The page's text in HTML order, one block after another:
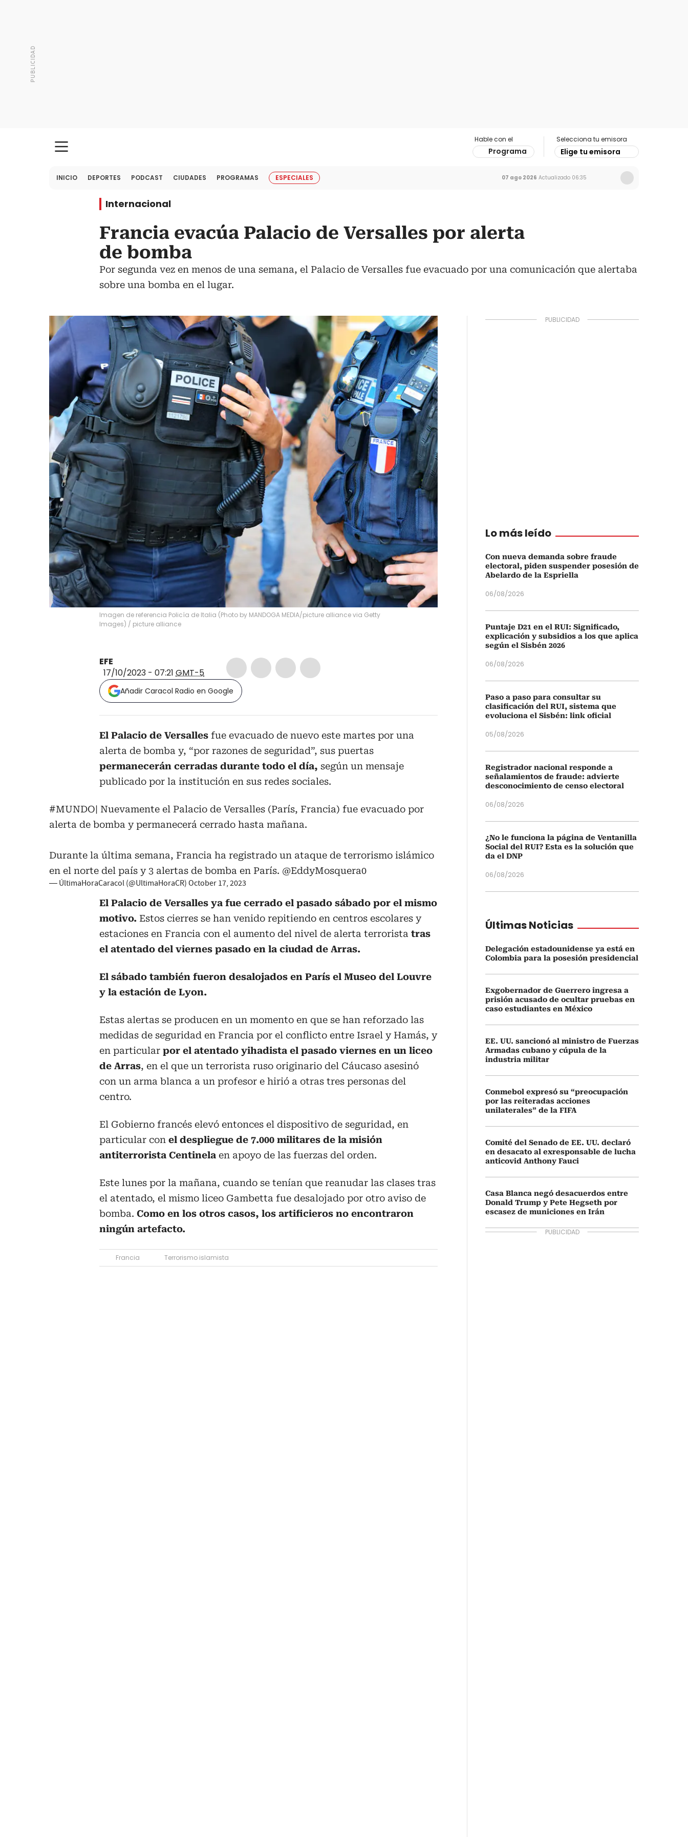
Hable con el
Programa
Selecciona tu emisora
Elige tu emisora
INICIO DEPORTES PODCAST CIUDADES PROGRAMAS ESPECIALES 07 ago 2026 Actualizado 06:35
Internacional
Francia evacúa Palacio de Versalles por alerta
de bomba
Por segunda vez en menos de una semana, el Palacio de Versalles fue evacuado por una comunicación que alertaba
sobre una bomba en el lugar.
Imagen de referencia Policía de Italia (Photo by MANDOGA MEDIA/picture alliance via Getty
Images) / picture alliance
EFE
17/10/2023 - 07:21 GMT-5
Añadir Caracol Radio en Google
El Palacio de Versalles fue evacuado de nuevo este martes por una
alerta de bomba y, “por razones de seguridad”, sus puertas
permanecerán cerradas durante todo el día, según un mensaje
publicado por la institución en sus redes sociales.
#MUNDO| Nuevamente el Palacio de Versalles (París, Francia) fue evacuado por
alerta de bomba y permanecerá cerrado hasta mañana.
Durante la última semana, Francia ha registrado un ataque de terrorismo islámico
en el norte del país y 3 alertas de bomba en París. @EddyMosquera0
— ÚltimaHoraCaracol (@UltimaHoraCR) October 17, 2023
El Palacio de Versalles ya fue cerrado el pasado sábado por el mismo
motivo. Estos cierres se han venido repitiendo en centros escolares y
estaciones en Francia con el aumento del nivel de alerta terrorista tras
el atentado del viernes pasado en la ciudad de Arras.
El sábado también fueron desalojados en París el Museo del Louvre
y la estación de Lyon.
Estas alertas se producen en un momento en que se han reforzado las
medidas de seguridad en Francia por el conflicto entre Israel y Hamás, y
en particular por el atentado yihadista el pasado viernes en un liceo
de Arras, en el que un terrorista ruso originario del Cáucaso asesinó
con un arma blanca a un profesor e hirió a otras tres personas del
centro.
El Gobierno francés elevó entonces el dispositivo de seguridad, en
particular con el despliegue de 7.000 militares de la misión
antiterrorista Centinela en apoyo de las fuerzas del orden.
Este lunes por la mañana, cuando se tenían que reanudar las clases tras
el atentado, el mismo liceo Gambetta fue desalojado por otro aviso de
bomba. Como en los otros casos, los artificieros no encontraron
ningún artefacto.
Francia Terrorismo islamista
Lo más leído
Con nueva demanda sobre fraude
electoral, piden suspender posesión de
Abelardo de la Espriella
06/08/2026
Puntaje D21 en el RUI: Significado,
explicación y subsidios a los que aplica
según el Sisbén 2026
06/08/2026
Paso a paso para consultar su
clasificación del RUI, sistema que
evoluciona el Sisbén: link oficial
05/08/2026
Registrador nacional responde a
señalamientos de fraude: advierte
desconocimiento de censo electoral
06/08/2026
¿No le funciona la página de Ventanilla
Social del RUI? Esta es la solución que
da el DNP
06/08/2026
Últimas Noticias
Delegación estadounidense ya está en
Colombia para la posesión presidencial
Exgobernador de Guerrero ingresa a
prisión acusado de ocultar pruebas en
caso estudiantes en México
EE. UU. sancionó al ministro de Fuerzas
Armadas cubano y cúpula de la
industria militar
Conmebol expresó su “preocupación
por las reiteradas acciones
unilaterales” de la FIFA
Comité del Senado de EE. UU. declaró
en desacato al exresponsable de lucha
anticovid Anthony Fauci
Casa Blanca negó desacuerdos entre
Donald Trump y Pete Hegseth por
escasez de municiones en Irán